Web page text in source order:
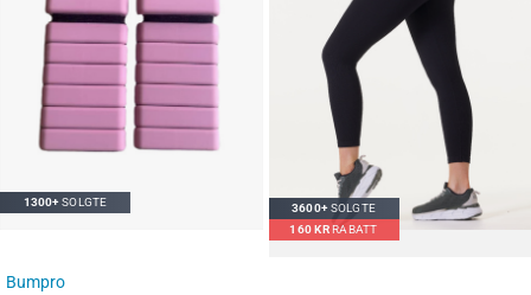
1300+SOLGTE
Bumpro
3600+SOLGTE
160KRRABATT